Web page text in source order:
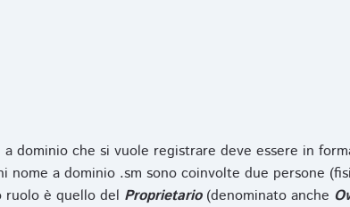
a dominio che si vuole registrare deve essere in
nome a dominio .sm sono coinvolte due persone
ruolo è quello del Proprietario(denominato anche